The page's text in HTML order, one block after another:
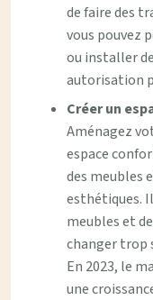
de faire des
vous pouvez
ou installer
autorisation
Créer un
Aménagez
espace
des meubles
esthétiques.
meubles et
changer trop
En 2023, le
une